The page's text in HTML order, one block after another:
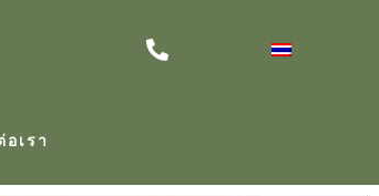
เรา